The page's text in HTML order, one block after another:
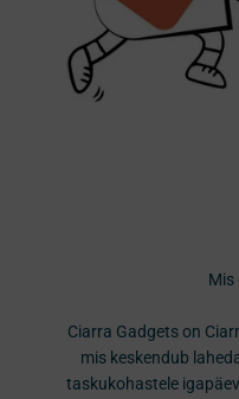
Mis
Ciarra Gadgets on
mis keskendub
taskukohastele